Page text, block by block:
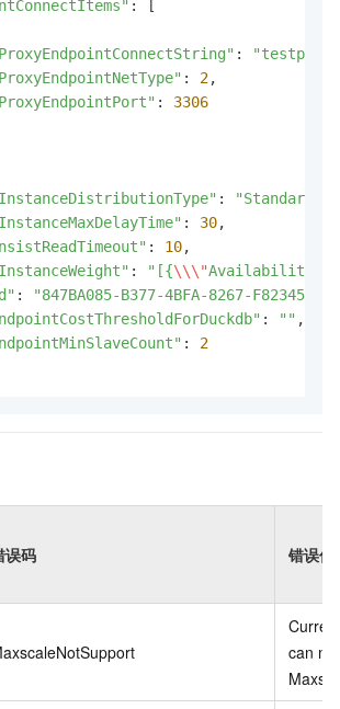
: [
:
: 2,
: 3306
: "Standard"
: 30,
: 10,
: "[{\\\"Availability
:
"847BA085-B377-4BFA-8267-
: "" ,
: 2
误码 错误信
can